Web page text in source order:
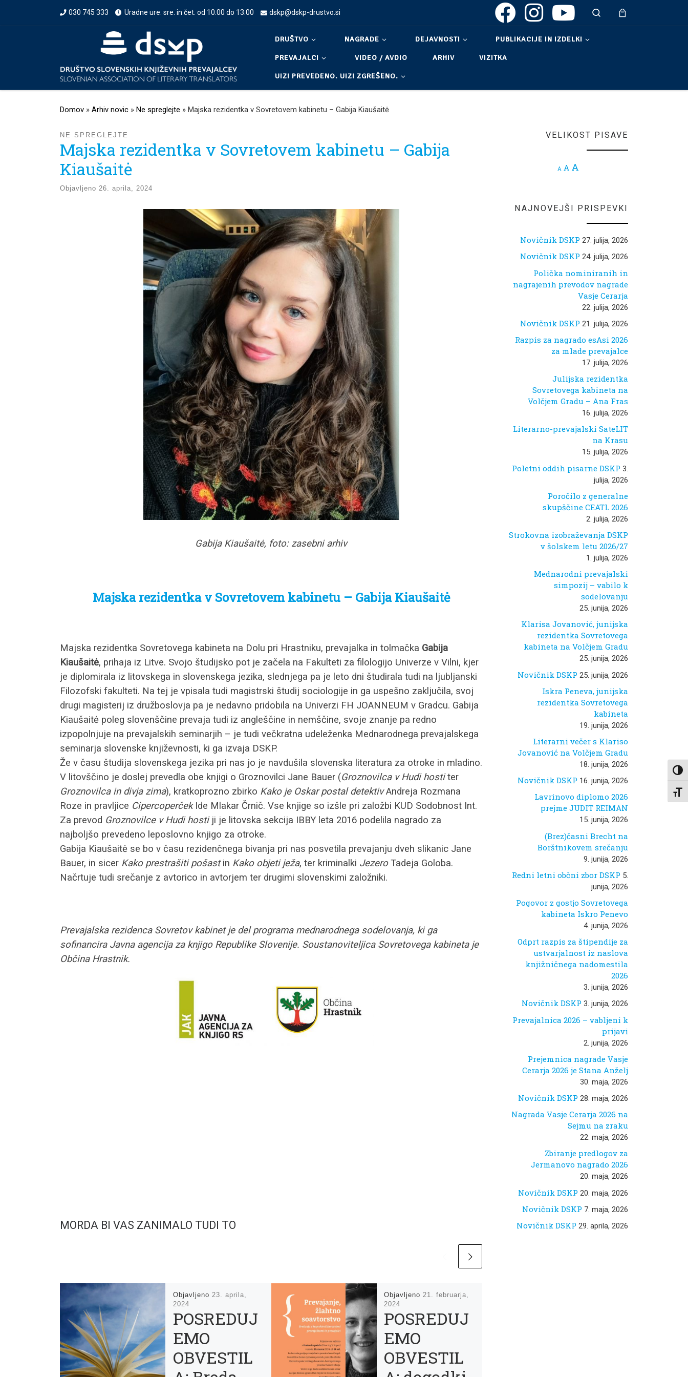
Prikaži vso vsebino030 745 333 Uradne ure: sre. in čet. od 10.00 do 13.00 dskp@dskp-drustvo.si Search
DRUŠTVO NAGRADE DEJAVNOSTI PUBLIKACIJE IN IZDELKI
PREVAJALCI VIDEO / AVDIO ARHIV VIZITKA
UIZI PREVEDENO. UIZI ZGREŠENO.
Domov » Arhiv novic » Ne spreglejte » Majska rezidentka v Sovretovem kabinetu – Gabija Kiaušaitė
NE SPREGLEJTE
Majska rezidentka v Sovretovem kabinetu – Gabija
Kiaušaitė
Objavljeno 26. aprila, 2024
Gabija Kiaušaitė, foto: zasebni arhiv
Majska rezidentka v Sovretovem kabinetu – Gabija Kiaušaitė
Majska rezidentka Sovretovega kabineta na Dolu pri Hrastniku, prevajalka in tolmačka Gabija
Kiaušaitė, prihaja iz Litve. Svojo študijsko pot je začela na Fakulteti za filologijo Univerze v Vilni, kjer
je diplomirala iz litovskega in slovenskega jezika, slednjega pa je leto dni študirala tudi na ljubljanski
Filozofski fakulteti. Na tej je vpisala tudi magistrski študij sociologije in ga uspešno zaključila, svoj
drugi magisterij iz družboslovja pa je nedavno pridobila na Univerzi FH JOANNEUM v Gradcu. Gabija
Kiaušaitė poleg slovenščine prevaja tudi iz angleščine in nemščine, svoje znanje pa redno
izpopolnjuje na prevajalskih seminarjih – je tudi večkratna udeleženka Mednarodnega prevajalskega
seminarja slovenske književnosti, ki ga izvaja DSKP.
Že v času študija slovenskega jezika pri nas jo je navdušila slovenska literatura za otroke in mladino.
V litovščino je doslej prevedla obe knjigi o Groznovilci Jane Bauer (Groznovilca v Hudi hostiter
Groznovilca in divja zima), kratkoprozno zbirko Kako je Oskar postal detektivAndreja Rozmana
Roze in pravljice CipercoperčekIde Mlakar Črnič. Vse knjige so izšle pri založbi KUD Sodobnost Int.
Za prevod Groznovilce v Hudi hostiji je litovska sekcija IBBY leta 2016 podelila nagrado za
najboljšo prevedeno leposlovno knjigo za otroke.
Gabija Kiaušaitė se bo v času rezidenčnega bivanja pri nas posvetila prevajanju dveh slikanic Jane
Bauer, in sicer Kako prestrašiti pošastin Kako objeti ježa, ter kriminalki JezeroTadeja Goloba.
Načrtuje tudi srečanje z avtorico in avtorjem ter drugimi slovenskimi založniki.
Prevajalska rezidenca Sovretov kabinet je del programa mednarodnega sodelovanja, ki ga
sofinancira Javna agencija za knjigo Republike Slovenije. Soustanoviteljica Sovretovega kabineta je
Občina Hrastnik.
MORDA BI VAS ZANIMALO TUDI TO
Objavljeno 23. aprila,
2024
POSREDUJ
EMO
OBVESTIL
Objavljeno21. februarja,
2024
POSREDUJ
EMO
OBVESTIL
VELIKOST PISAVE
A Decrease font size.
A Reset font size.
A
NAJNOVEJŠI PRISPEVKI
Novičnik DSKP 27. julija, 2026
Novičnik DSKP 24. julija, 2026
Polička nominiranih in
nagrajenih prevodov nagrade
Vasje Cerarja
22. julija, 2026
Novičnik DSKP 21. julija, 2026
Razpis za nagrado esAsi 2026
za mlade prevajalce
17. julija, 2026
Julijska rezidentka
Sovretovega kabineta na
Volčjem Gradu – Ana Fras
16. julija, 2026
Literarno-prevajalski SateLIT
na Krasu
15. julija, 2026
Poletni oddih pisarne DSKP 3.
julija, 2026
Poročilo z generalne
skupščine CEATL 2026
2. julija, 2026
Strokovna izobraževanja DSKP
v šolskem letu 2026/27
1. julija, 2026
Mednarodni prevajalski
simpozij – vabilo k
sodelovanju
25. junija, 2026
Klarisa Jovanović, junijska
rezidentka Sovretovega
kabineta na Volčjem Gradu
25. junija, 2026
Novičnik DSKP 25. junija, 2026
Iskra Peneva, junijska
rezidentka Sovretovega
kabineta
19. junija, 2026
Literarni večer s Klariso
Jovanović na Volčjem Gradu
18. junija, 2026
Novičnik DSKP 16. junija, 2026
Lavrinovo diplomo 2026
prejme JUDIT REIMAN
15. junija, 2026
(Brez)časni Brecht na
Borštnikovem srečanju
9. junija, 2026
Redni letni občni zbor DSKP 5.
junija, 2026
Pogovor z gostjo Sovretovega
kabineta Iskro Penevo
4. junija, 2026
Odprt razpis za štipendije za
ustvarjalnost iz naslova
knjižničnega nadomestila
2026
3. junija, 2026
Novičnik DSKP 3. junija, 2026
Prevajalnica 2026 – vabljeni k
prijavi
2. junija, 2026
Prejemnica nagrade Vasje
Cerarja 2026 je Stana Anželj
30. maja, 2026
Novičnik DSKP 28. maja, 2026
Nagrada Vasje Cerarja 2026 na
Sejmu na zraku
22. maja, 2026
Zbiranje predlogov za
Jermanovo nagrado 2026
20. maja, 2026
Novičnik DSKP 20. maja, 2026
Novičnik DSKP 7. maja, 2026
Novičnik DSKP 29. aprila, 2026